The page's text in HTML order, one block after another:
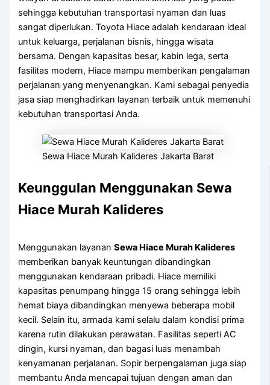
sehingga kebutuhan transportasi nyaman dan luas
sangat diperlukan. Toyota Hiace adalah kendaraan ideal
untuk keluarga, perjalanan bisnis, hingga wisata
bersama. Dengan kapasitas besar, kabin lega, serta
fasilitas modern, Hiace mampu memberikan pengalaman
perjalanan yang menyenangkan. Kami sebagai penyedia
jasa siap menghadirkan layanan terbaik untuk memenuhi
kebutuhan transportasi Anda.
Sewa Hiace Murah Kalideres Jakarta Barat
Keunggulan Menggunakan Sewa
Hiace Murah Kalideres
Menggunakan layananSewa Hiace Murah Kalideres
memberikan banyak keuntungan dibandingkan
menggunakan kendaraan pribadi. Hiace memiliki
kapasitas penumpang hingga 15 orang sehingga lebih
hemat biaya dibandingkan menyewa beberapa mobil
kecil. Selain itu, armada kami selalu dalam kondisi prima
karena rutin dilakukan perawatan. Fasilitas seperti AC
dingin, kursi nyaman, dan bagasi luas menambah
kenyamanan perjalanan. Sopir berpengalaman juga siap
membantu Anda mencapai tujuan dengan aman dan